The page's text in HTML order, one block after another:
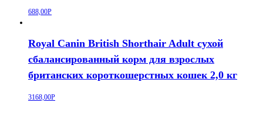
688,00Р
Royal Canin British Shorthair Adult сухой
сбалансированный корм для взрослых
британских короткошерстных кошек 2,0 кг
3168,00Р